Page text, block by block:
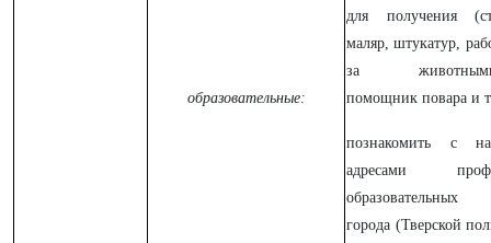
образовательные:
для получения
маляр, штукатур,
за животными/
помощник повара и
познакомить с
адресами
образовательных
города (Тверской